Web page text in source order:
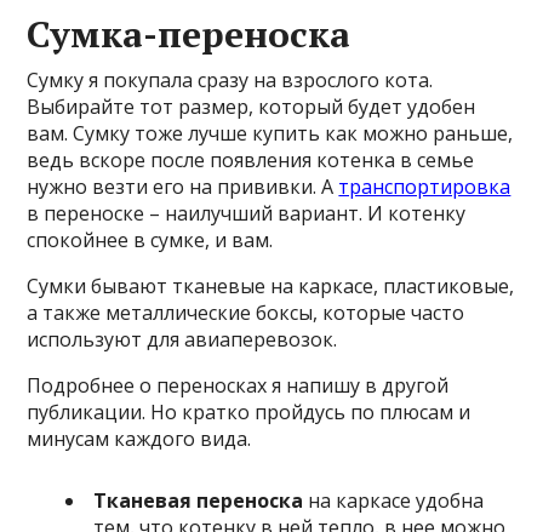
Сумка-переноска
Сумку я покупала сразу на взрослого кота.
Выбирайте тот размер, который будет удобен
вам. Сумку тоже лучше купить как можно раньше,
ведь вскоре после появления котенка в семье
нужно везти его на прививки. А транспортировка
в переноске – наилучший вариант. И котенку
спокойнее в сумке, и вам.
Сумки бывают тканевые на каркасе, пластиковые,
а также металлические боксы, которые часто
используют для авиаперевозок.
Подробнее о переносках я напишу в другой
публикации. Но кратко пройдусь по плюсам и
минусам каждого вида.
Тканевая переноска на каркасе удобна